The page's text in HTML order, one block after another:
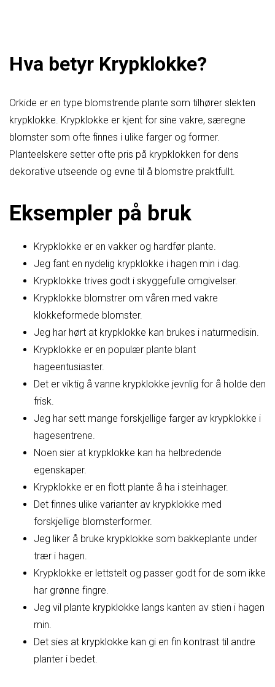
Hva betyr Krypklokke?
Orkide er en type blomstrende plante som tilhører slekten
krypklokke. Krypklokke er kjent for sine vakre, særegne
blomster som ofte finnes i ulike farger og former.
Planteelskere setter ofte pris på krypklokken for dens
dekorative utseende og evne til å blomstre praktfullt.
Eksempler på bruk
Krypklokke er en vakker og hardfør plante.
Jeg fant en nydelig krypklokke i hagen min i dag.
Krypklokke trives godt i skyggefulle omgivelser.
Krypklokke blomstrer om våren med vakre
klokkeformede blomster.
Jeg har hørt at krypklokke kan brukes i naturmedisin.
Krypklokke er en populær plante blant
hageentusiaster.
Det er viktig å vanne krypklokke jevnlig for å holde den
frisk.
Jeg har sett mange forskjellige farger av krypklokke i
hagesentrene.
Noen sier at krypklokke kan ha helbredende
egenskaper.
Krypklokke er en flott plante å ha i steinhager.
Det finnes ulike varianter av krypklokke med
forskjellige blomsterformer.
Jeg liker å bruke krypklokke som bakkeplante under
trær i hagen.
Krypklokke er lettstelt og passer godt for de som ikke
har grønne fingre.
Jeg vil plante krypklokke langs kanten av stien i hagen
min.
Det sies at krypklokke kan gi en fin kontrast til andre
planter i bedet.